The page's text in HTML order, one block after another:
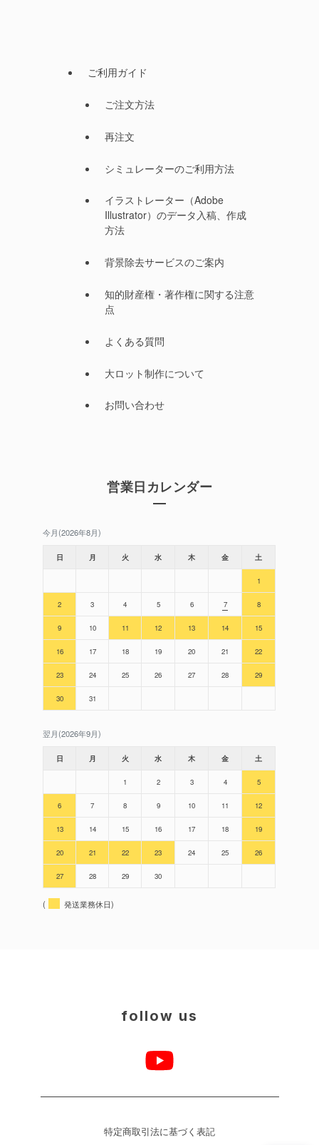
ご利用ガイド
ご注文方法
再注文
シミュレーターのご利用方法
イラストレーター（Adobe
Illustrator）のデータ入稿、作成
方法
背景除去サービスのご案内
知的財産権・著作権に関する注意
点
よくある質問
大ロット制作について
お問い合わせ
営業日カレンダー
今月(2026年8月)
日 月 火 水 木 金 土
1
2 3 4 5 6 7 8
9 10 11 12 13 14 15
16 17 18 19 20 21 22
23 24 25 26 27 28 29
30 31
翌月(2026年9月)
日 月 火 水 木 金 土
1 2 3 4 5
6 7 8 9 10 11 12
13 14 15 16 17 18 19
20 21 22 23 24 25 26
27 28 29 30
( 発送業務休日)
follow us
特定商取引法に基づく表記